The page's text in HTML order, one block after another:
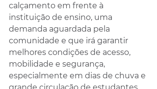
calçamento em frente à
instituição de ensino, uma
demanda aguardada pela
comunidade e que irá garantir
melhores condições de acesso,
mobilidade e segurança,
especialmente em dias de chuva e